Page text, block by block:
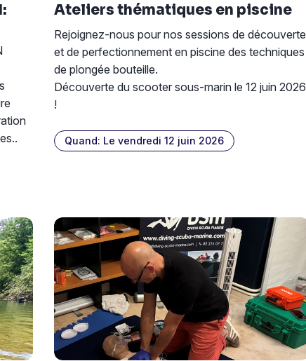
Ateliers thématiques en piscine
Rejoignez-nous pour nos sessions de découverte
et de perfectionnement en piscine des techniques
de plongée bouteille.
Découverte du scooter sous-marin le 12 juin 2026
!
Quand: Le vendredi 12 juin 2026